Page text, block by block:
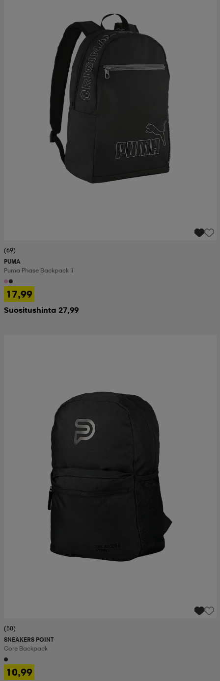
(69)
PUMA
Puma Phase Backpack Ii
17,99
Suositushinta 27,99
(50)
SNEAKERS POINT
Core Backpack
10,99